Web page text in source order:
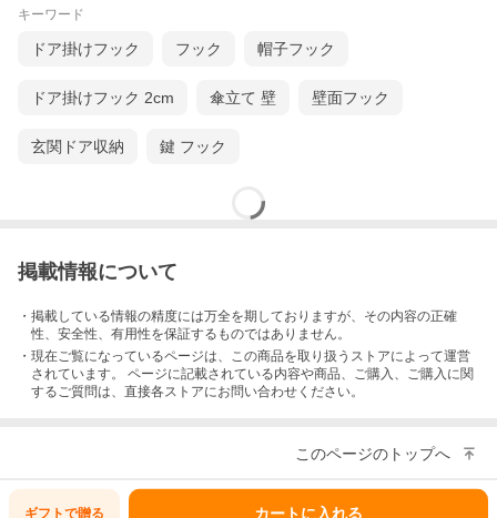
・しっかり安定している棚に設置したフロントコーディネート
システムのコーディネートバー部分に取り付けてご使用くださ
い。
と、変形したり破損する恐れがありますのでご注意ください。
・直射日光の当たる場所には設置しないでください。
キーワード
ドア掛けフック フック 帽子フック
ドア掛けフック 2cm 傘立て 壁 壁面フック
玄関ドア収納 鍵 フック
掲載情報について
・掲載している情報の精度には万全を期しておりますが、その内容の正確
性、安全性、有用性を保証するものではありません。
・現在ご覧になっているページは、この商品を取り扱うストアによって運営
されています。 ページに記載されている内容や商品、ご購入 、ご購入に関
するご質問は、直接各ストアにお問い合わせください。
このページのトップへ
ギフトで贈る カートに入れる